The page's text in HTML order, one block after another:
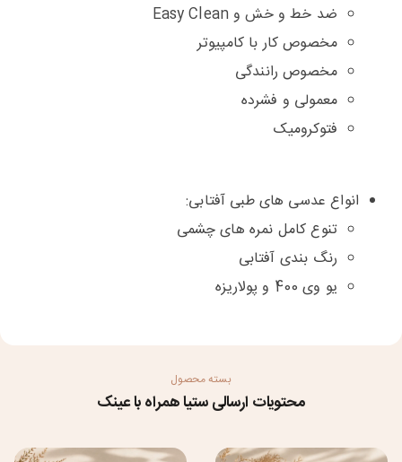
ضد خط و خش و Easy Clean
مخصوص کار با کامپیوتر
مخصوص رانندگی
معمولی و فشرده
فتوکرومیک
انواع عدسی های طبی آفتابی:
تنوع کامل نمره های چشمی
رنگ بندی آفتابی
یو وی 400 و پولاریزه
بسته محصول
محتویات ارسالی ستیا همراه با عینک